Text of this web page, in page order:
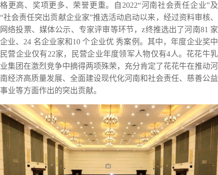
格更高、奖项更多、荣誉更重。自2022“河南社会责任企业”及
“社会责任突出贡献企业家”推选活动启动以来，经过资料审核、
网络投票、媒体公示、专家评审等环节，z终推选出了河南81 家
企业、24 名企业家和10 个企业优 秀案例。其中，年度企业奖中
民营企业仅有22家，民营企业年度领军人物仅有4人。花花牛乳
业集团在激烈竞争中摘得两项殊荣，充分肯定了花花牛在推动河
南经济高质量发展、全面建设现代化河南和社会责任、慈善公益
事业等方面作出的突出贡献。